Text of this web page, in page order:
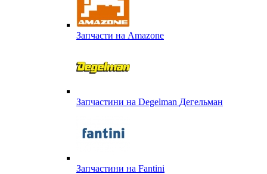
Запчасти на Amazone
Запчастини на Degelman Дегельман
Запчастини на Fantini